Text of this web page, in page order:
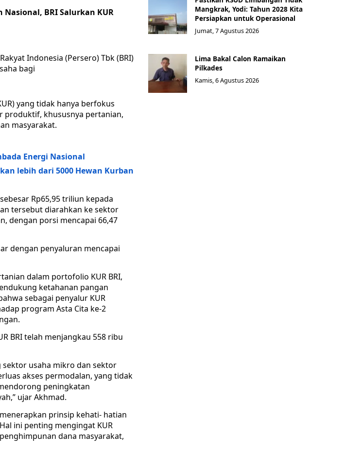
Nasional, BRI Salurkan KUR
Indonesia (Persero) Tbk (BRI)
bagi
yang tidak hanya berfokus
produktif, khususnya pertanian,
masyarakat.
Energi Nasional
lebih dari 5000 Hewan Kurban
Rp65,95 triliun kepada
tersebut diarahkan ke sektor
dengan porsi mencapai 66,47
dengan penyaluran mencapai
dalam portofolio KUR BRI,
ketahanan pangan
sebagai penyalur KUR
program Asta Cita ke-2
BRI telah menjangkau 558 ribu
sektor usaha mikro dan sektor
akses permodalan, yang tidak
peningkatan
ujar Akhmad.
prinsip kehati- hatian
ini penting mengingat KUR
dana masyarakat,
Mangkrak, Yodi: Tahun 2028 Kita
Persiapkan untuk Operasional
Jumat, 7 Agustus 2026
Lima Bakal Calon Ramaikan
Pilkades
Kamis, 6 Agustus 2026